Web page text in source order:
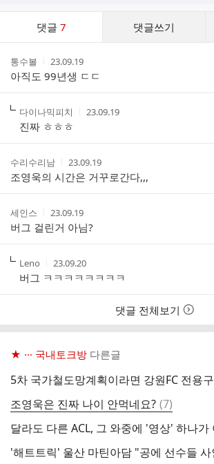
댓글 7 댓글쓰기
스
작
성
자
통수볼
작
성
시
간
23.09.19
아직도 99년생 ㄷㄷ
작
성
자
다이나믹피치
작
간
23.09.19
진짜 ㅎㅎㅎ
작
성
자
수리수리남
작
성
시
간
23.09.19
조영욱의 시간은 거꾸로간다,,,
작
성
자
세인스
작
성
시
간
23.09.19
버그 걸린거 아님?
작
성
자
Leno
작
성
시
간
23.09.20
버그 ㅋㅋㅋㅋㅋㅋㅋㅋ
댓글 전체보기
★ ··· 국내토크방 다른글
조영욱은 진짜 나이 안먹네요? 댓
글
(7)